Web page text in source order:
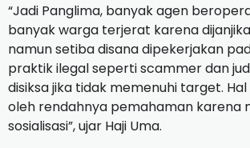
“Jadi Panglima, banyak agen
banyak warga terjerat karena
namun setiba disana dipekerjakan
praktik ilegal seperti scammer dan
disiksa jika tidak memenuhi target.
oleh rendahnya pemahaman karena
sosialisasi”, ujar Haji Uma.